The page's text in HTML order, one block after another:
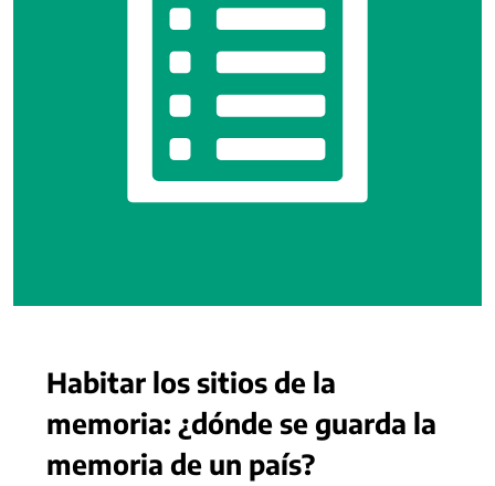
Habitar los sitios de la
memoria: ¿dónde se guarda la
memoria de un país?